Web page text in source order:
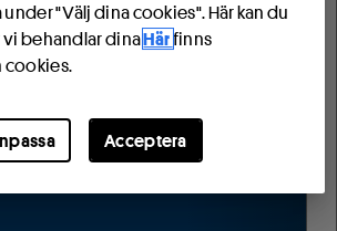
"Välj dina cookies". Här kan du
vi behandlar dinaHär finns
cookies.
Acceptera